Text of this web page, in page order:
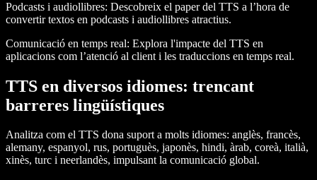
Podcasts i audiollibres: Descobreix el paper del TTS a l’hora de
convertir textos en podcasts i audiollibres atractius.
Comunicació en temps real: Explora l'impacte del TTS en
aplicacions com l’atenció al client i les traduccions en temps real.
TTS en diversos idiomes: trencant
barreres lingüístiques
Analitza com el TTS dona suport a molts idiomes: anglès, francès,
alemany, espanyol, rus, portuguès, japonès, hindi, àrab, coreà, italià,
xinès, turc i neerlandès, impulsant la comunicació global.